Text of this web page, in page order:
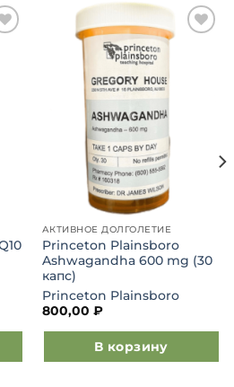
Добавить
АКТИВНОЕ ДОЛГОЛЕТИЕ
Princeton Plainsboro
Ashwagandha 600 mg (30
капс)
Princeton Plainsboro
800,00 ₽
В корзину